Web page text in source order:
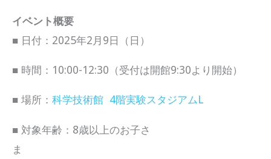
イベント概要
■ 日付：2025年2月9日（日）
■ 時間：10:00-12:30（受付は開館9:30より開始）
■ 場所： 科学技術館 4階実験スタジアムL
■ 対象年齢：8歳以上のお子さ
ま